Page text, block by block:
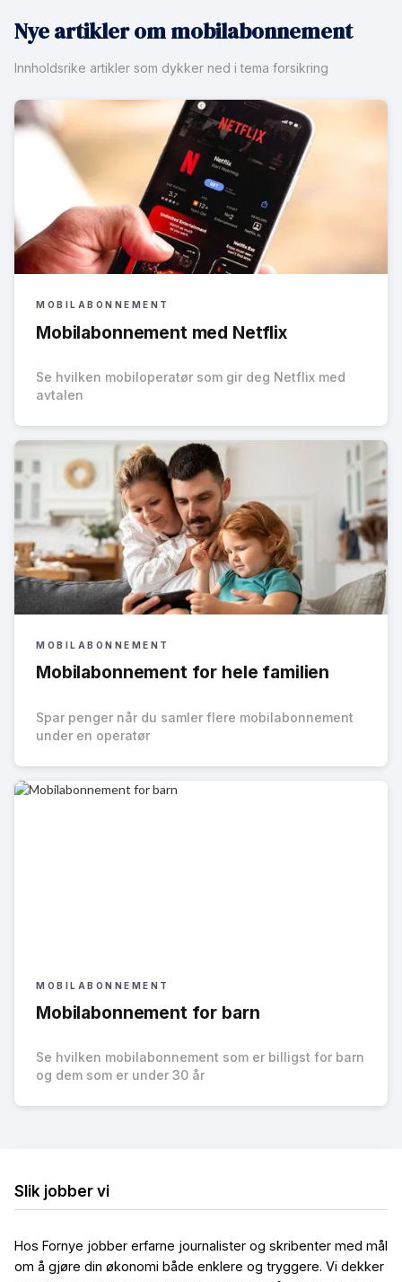
Nye artikler om mobilabonnement
Innholdsrike artikler som dykker ned i tema forsikring
MOBILABONNEMENT
Mobilabonnement med Netflix
Se hvilken mobiloperatør som gir deg Netflix med
avtalen
MOBILABONNEMENT
Mobilabonnement for hele familien
Spar penger når du samler flere mobilabonnement
under en operatør
MOBILABONNEMENT
Mobilabonnement for barn
Se hvilken mobilabonnement som er billigst for barn
og dem som er under 30 år
Slik jobber vi
Hos Fornye jobber erfarne journalister og skribenter med mål
om å gjøre din økonomi både enklere og tryggere. Vi dekker